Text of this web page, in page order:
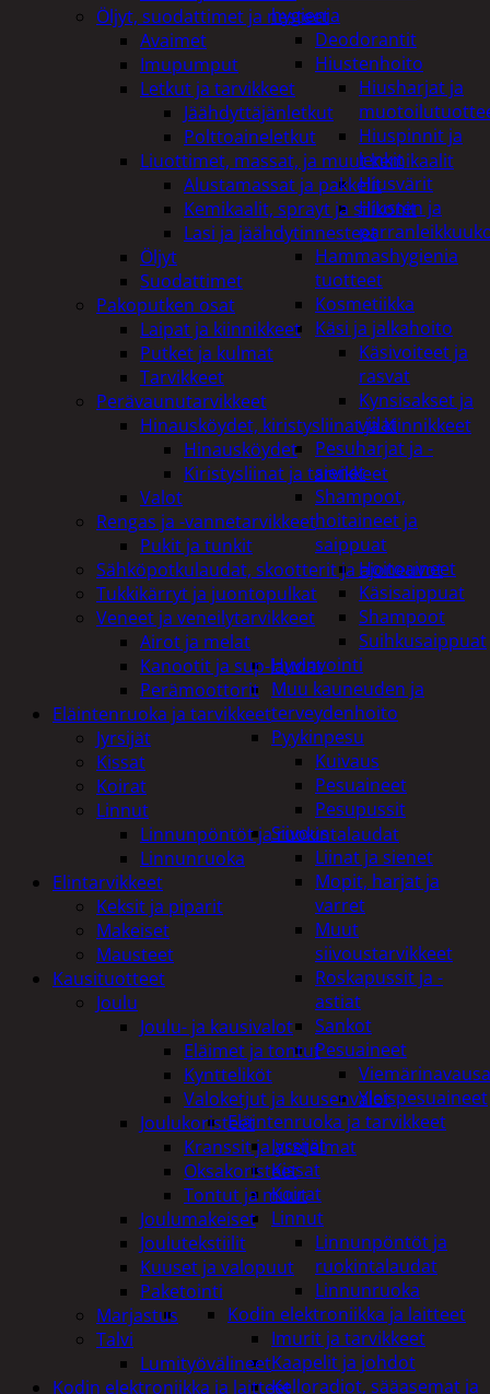
hygienia
Deodorantit
Hiustenhoito
Hiusharjat ja
Hiuspinnit ja
lenkit
Hiusvärit
Hiusten ja
Hammashygienia
tuotteet
Kosmetiikka
Käsi ja jalkahoito
Käsivoiteet ja
rasvat
Kynsisakset ja
viilat
Pesuharjat ja -
sienet
Shampoot,
hoitaineet ja
saippuat
Hoitoaineet
Käsisaippuat
Shampoot
Suihkusaippuat
Hyvinvointi
Muu kauneuden ja
terveydenhoito
Pyykinpesu
Kuivaus
Pesuaineet
Pesupussit
Siivous
Liinat ja sienet
Mopit, harjat ja
varret
Muut
siivoustarvikkeet
Roskapussit ja -
astiat
Sankot
Pesuaineet
Yleispesuaineet
Eläintenruoka ja tarvikkeet
Jyrsijät
Kissat
Koirat
Linnut
Linnunpöntöt ja
ruokintalaudat
Linnunruoka
Kodin elektroniikka ja laitteet
Imurit ja tarvikkeet
Kaapelit ja johdot
Kelloradiot, sääasemat ja
Öljyt, suodattimet ja nesteet
Avaimet
Imupumput
Letkut ja tarvikkeet
Jäähdyttäjänletkut
Polttoaineletkut
Liuottimet, massat, ja muut kemikaalit
Alustamassat ja pakkelit
Kemikaalit, sprayt ja silikonit
Lasi ja jäähdytinnesteet
Öljyt
Suodattimet
Pakoputken osat
Laipat ja kiinnikkeet
Putket ja kulmat
Tarvikkeet
Perävaunutarvikkeet
Hinausköydet, kiristysliinat ja kiinnikkeet
Hinausköydet
Kiristysliinat ja tarvikkeet
Valot
Rengas ja -vannetarvikkeet
Pukit ja tunkit
Sähköpotkulaudat, skootterit ja ajoneuvot
Tukkikärryt ja juontopulkat
Veneet ja veneilytarvikkeet
Airot ja melat
Kanootit ja sup-laudat
Perämoottorit
Eläintenruoka ja tarvikkeet
Jyrsijät
Kissat
Koirat
Linnut
Linnunpöntöt ja ruokintalaudat
Linnunruoka
Elintarvikkeet
Keksit ja piparit
Makeiset
Mausteet
Kausituotteet
Joulu
Joulu- ja kausivalot
Eläimet ja tontut
Kyntteliköt
Valoketjut ja kuusenvalot
Joulukoristeet
Kranssit ja asetelmat
Oksakoristeet
Tontut ja muut
Joulumakeiset
Joulutekstiilit
Kuuset ja valopuut
Paketointi
Marjastus
Talvi
Lumityövälineet
Kodin elektroniikka ja laitteet